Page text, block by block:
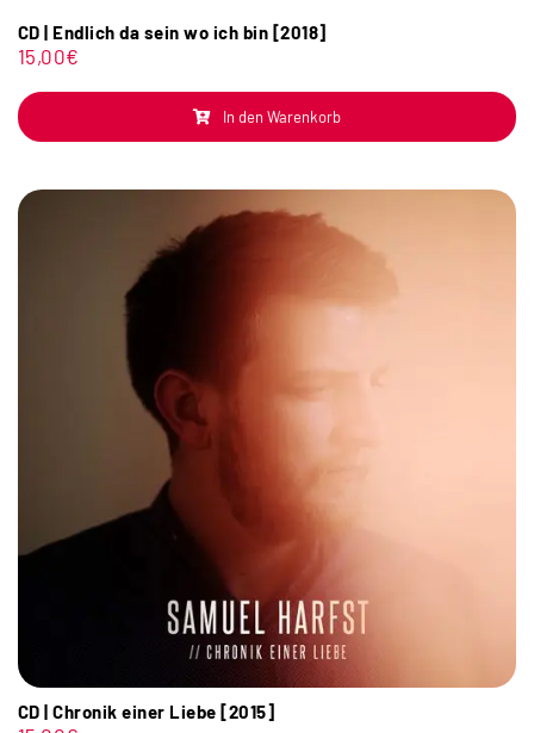
CD | Endlich da sein wo ich bin [2018]
15,00€
In den Warenkorb
CD | Chronik einer Liebe [2015]